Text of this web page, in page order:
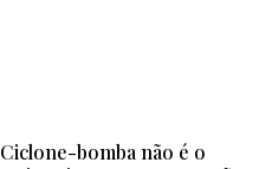
Ciclone-bomba não é o